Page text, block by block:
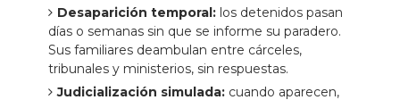
Desaparición temporal:los detenidos pasan
días o semanas sin que se informe su paradero.
Sus familiares deambulan entre cárceles,
tribunales y ministerios, sin respuestas.
Judicialización simulada:cuando aparecen,